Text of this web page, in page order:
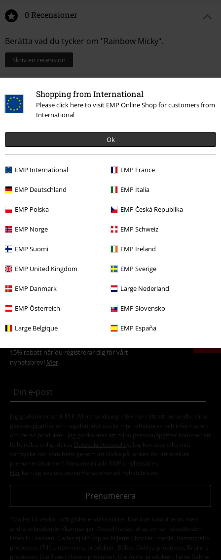
Shopping from International
Please click here to visit EMP Online Shop for customers from
International
Ok
EMP International EMP France
EMP Deutschland EMP Italia
EMP Polska EMP Česká Republika
EMP Norge EMP Schweiz
EMP Suomi EMP Ireland
EMP United Kingdom EMP Sverige
EMP Danmark Large Nederland
EMP Österreich EMP Slovensko
Large Belgique EMP España
0 Recensioner
Berätta vad du tycker om "Rainbow Micky".
Skriv en recension
More categories. More options.
Underhållning
Rea % Kläder T-Shirts
Rea % Film & TV
Nytt Kläder T-shirts & Toppar T-shirts
Tjejer Kläder T-shirts & Linnen T-shirts
15% rabatt när du registrerar dig för vårt
nyhetsbrev! Mer
Jag godkänner att E.M.P. Merchandising mbH har rätt att behandla mina
personuppgifter och regelbundet skicka mig nyhetsbrev och information
om deras produkter. Jag godkänner att mina personuppgifter kommer att
behandlas enligt deras
Datasekretesspolicy
. Jag kan återkalla mitt
samtycke när som helst genom att klicka på länken för att avsluta
prenumeration som finns med i alla EMP:s nyhetsbrev.
Här kan jag avsluta prenumerationen på nyhetsbrevet.
Prenumerera
*Gäller i 4 veckor och gäller endast online. Kan inte kombineras med
andra erbjudanden/kampanjer. Aktuell rabatt dras av när rabattkoden
löses in i kassan. Gäller ej vid köp av biljetter, böcker, media, Rammstein-
produkter, (Till) Lindemann,-produkter, Böhse Onklez-produkter, Broilers-
produkter, Die Toten Hosen-produkter, Die Ärzte-produkter, Feine Sahne